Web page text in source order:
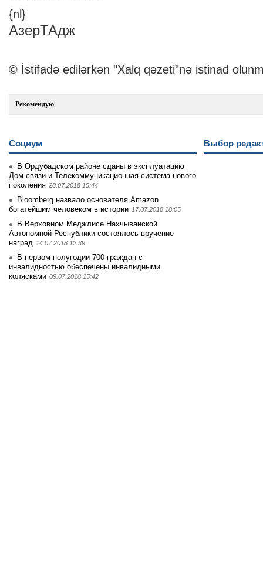
{nl}
АзерТАдж
© İstifadə edilərkən "Xalq qəzeti"nə istinad
Рекомендую
Социум
В Ордубадском районе сданы в эксплуатацию
Дом связи и Телекоммуникационная система нового
поколения 28.07.2018 15:44
Bloomberg назвало основателя Amazon
богатейшим человеком в истории 17.07.2018 18:05
В Верховном Меджлисе Нахчыванской
Автономной Республики состоялось вручение
наград 14.07.2018 12:39
В первом полугодии 700 граждан с
инвалидностью обеспечены инвалидными
колясками 09.07.2018 15:42
Выбор